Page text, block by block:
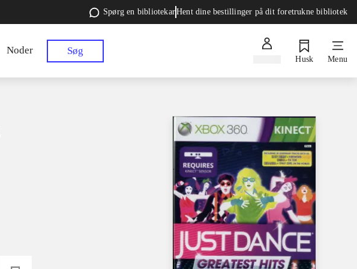
Spørg en bibliotekarHent dine bestillinger på dit foretrukne bibliotek
Noder Søg
Husk Menu